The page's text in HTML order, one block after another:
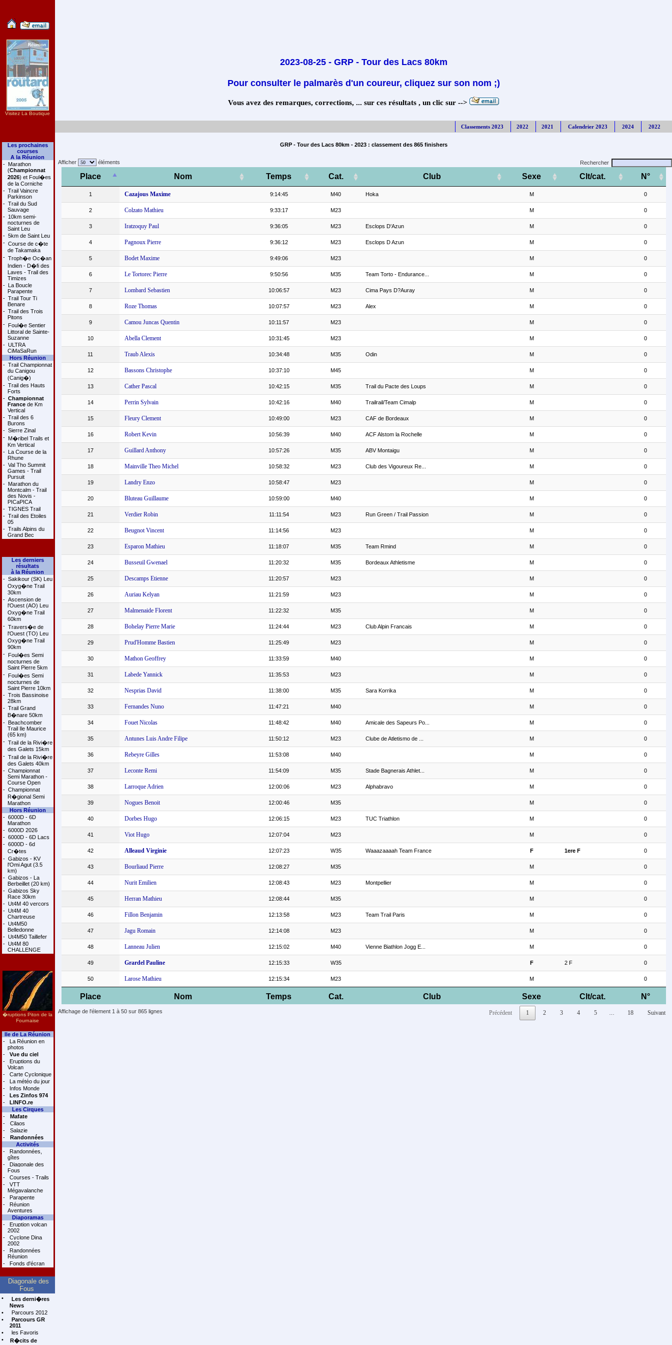
Visitez La Boutique
Les prochaines
courses
A la Réunion
- Marathon
(Championnat
2026) et Foul�es
de la Corniche
- Trail Vaincre
Parkinson
- Trail du Sud
Sauvage
- 10km semi-
nocturnes de
Saint Leu
- 5km de Saint Leu
- Course de c�te
de Takamaka
- Troph�e Oc�an
Indien - D�fi des
Laves - Trail des
Timizes
- La Boucle
Parapente
- Trail Tour Ti
Benare
- Trail des Trois
Pitons
- Foul�e Sentier
Littoral de Sainte-
Suzanne
- ULTRA
CiMaSaRun
Hors Réunion
- Trail Championnat
du Canigou
(Canig�)
- Trail des Hauts
Forts
- Championnat
Francede Km
Vertical
- Trail des 6
Burons
- Sierre Zinal
- M�ribel Trails et
Km Vertical
- La Course de la
Rhune
- Val Tho Summit
Games - Trail
Pursuit
- Marathon du
Montcalm - Trail
des Novis -
PICaPICA
- TIGNES Trail
- Trail des Etoiles
05
- Trails Alpins du
Grand Bec
Les derniers
résultats
à la Réunion
- Sakikour (SK) Leu
Oxyg�ne Trail
30km
- Ascension de
l'Ouest (AO) Leu
Oxyg�ne Trail
60km
- Travers�e de
l'Ouest (TO) Leu
Oxyg�ne Trail
90km
- Foul�es Semi
nocturnes de
Saint Pierre 5km
- Foul�es Semi
nocturnes de
Saint Pierre 10km
- Trois Bassinoise
28km
- Trail Grand
B�nare 50km
- Beachcomber
Trail Ile Maurice
(65 km)
- Trail de la Rivi�re
des Galets 15km
- Trail de la Rivi�re
des Galets 40km
- Championnat
Semi Marathon -
Course Open
- Championnat
R�gional Semi
Marathon
Hors Réunion
- 6000D - 6D
Marathon
- 6000D 2026
- 6000D - 6D Lacs
- 6000D - 6d
Cr�tes
- Gabizos - KV
l'Omi Agut (3.5
km)
- Gabizos - La
Berbeillet (20 km)
- Gabizos Sky
Race 30km
- Ut4M 40 vercors
- Ut4M 40
Chartreuse
- Ut4M50
Belledonne
- Ut4M50 Taillefer
- Ut4M 80
CHALLENGE
�ruptions Piton de la
Fournaise
Ile de La Réunion
-
La Réunion en
photos
-
Vue du ciel
-
Eruptions du
Volcan
-
Carte Cyclonique
-
La météo du jour
-
Infos Monde
-
Les Zinfos 974
-
LINFO.re
Les Cirques
-
Mafate
-
Cilaos
-
Salazie
-
Randonnées
Activités
-
Randonnées,
gîtes
-
Diagonale des
Fous
-
Courses - Trails
-
VTT
Mégavalanche
-
Parapente
-
Réunion
Aventures
Diaporamas
-
Eruption volcan
2002
-
Cyclone Dina
2002
-
Randonnées
Réunion
-
Fonds d'écran
Diagonale des
Fous
•
Les derni�res
News
•
Parcours 2012
•
Parcours GR
2011
•
les Favoris
•
R�cits de
2023-08-25 - GRP - Tour des Lacs 80km
Pour consulter le palmarès d'un coureur, cliquez sur son nom ;)
Vous avez des remarques, corrections, ... sur ces résultats , un clic sur -->
Classements 2023 2022 2021 Calendrier 2023 2024 2022
GRP - Tour des Lacs 80km - 2023 : classement des 865 finishers
Afficher éléments Rechercher
Place Nom Temps Cat. Club Sexe Clt/cat. N°
Place Nom Temps Cat. Club Sexe Clt/cat. N°
1 Cazajous Maxime 9:14:45 M40 Hoka M 0
2 Colzato Mathieu 9:33:17 M23 M 0
3 Iratzoquy Paul 9:36:05 M23 Esclops D'Azun M 0
4 Pagnoux Pierre 9:36:12 M23 Esclops D Azun M 0
5 Bodet Maxime 9:49:06 M23 M 0
6 Le Tortorec Pierre 9:50:56 M35 Team Torto - Endurance... M 0
7 Lombard Sebastien 10:06:57 M23 Cima Pays D?Auray M 0
8 Roze Thomas 10:07:57 M23 Alex M 0
9 Camou Juncas Quentin 10:11:57 M23 M 0
10 Abella Clement 10:31:45 M23 M 0
11 Traub Alexis 10:34:48 M35 Odin M 0
12 Bassons Christophe 10:37:10 M45 M 0
13 Cather Pascal 10:42:15 M35 Trail du Pacte des Loups M 0
14 Perrin Sylvain 10:42:16 M40 Trailrail/Team Cimalp M 0
15 Fleury Clement 10:49:00 M23 CAF de Bordeaux M 0
16 Robert Kevin 10:56:39 M40 ACF Alstom la Rochelle M 0
17 Guillard Anthony 10:57:26 M35 ABV Montaigu M 0
18 Mainville Theo Michel 10:58:32 M23 Club des Vigoureux Re... M 0
19 Landry Enzo 10:58:47 M23 M 0
20 Bluteau Guillaume 10:59:00 M40 M 0
21 Verdier Robin 11:11:54 M23 Run Green / Trail Passion M 0
22 Beugnot Vincent 11:14:56 M23 M 0
23 Esparon Mathieu 11:18:07 M35 Team Rmind M 0
24 Busseuil Gwenael 11:20:32 M35 Bordeaux Athletisme M 0
25 Descamps Etienne 11:20:57 M23 M 0
26 Auriau Kelyan 11:21:59 M23 M 0
27 Malmenaide Florent 11:22:32 M35 M 0
28 Bohelay Pierre Marie 11:24:44 M23 Club Alpin Francais M 0
29 Prud'Homme Bastien 11:25:49 M23 M 0
30 Mathon Geoffrey 11:33:59 M40 M 0
31 Labede Yannick 11:35:53 M23 M 0
32 Nesprias David 11:38:00 M35 Sara Korrika M 0
33 Fernandes Nuno 11:47:21 M40 M 0
34 Fouet Nicolas 11:48:42 M40 Amicale des Sapeurs Po... M 0
35 Antunes Luis Andre Filipe 11:50:12 M23 Clube de Atletismo de ... M 0
36 Rebeyre Gilles 11:53:08 M40 M 0
37 Leconte Remi 11:54:09 M35 Stade Bagnerais Athlet... M 0
38 Larroque Adrien 12:00:06 M23 Alphabravo M 0
39 Nogues Benoit 12:00:46 M35 M 0
40 Dorbes Hugo 12:06:15 M23 TUC Triathlon M 0
41 Viot Hugo 12:07:04 M23 M 0
42 Alleaud Virginie 12:07:23 W35 Waaazaaaah Team France F 1ere F 0
43 Bourliaud Pierre 12:08:27 M35 M 0
44 Nurit Emilien 12:08:43 M23 Montpellier M 0
45 Herran Mathieu 12:08:44 M35 M 0
46 Fillon Benjamin 12:13:58 M23 Team Trail Paris M 0
47 Jagu Romain 12:14:08 M23 M 0
48 Lanneau Julien 12:15:02 M40 Vienne Biathlon Jogg E... M 0
49 Grardel Pauline 12:15:33 W35 F 2 F 0
50 Larose Mathieu 12:15:34 M23 M 0
Affichage de l'élement 1 à 50 sur 865 lignes Précédent 1 2 3 4 5 18 Suivant